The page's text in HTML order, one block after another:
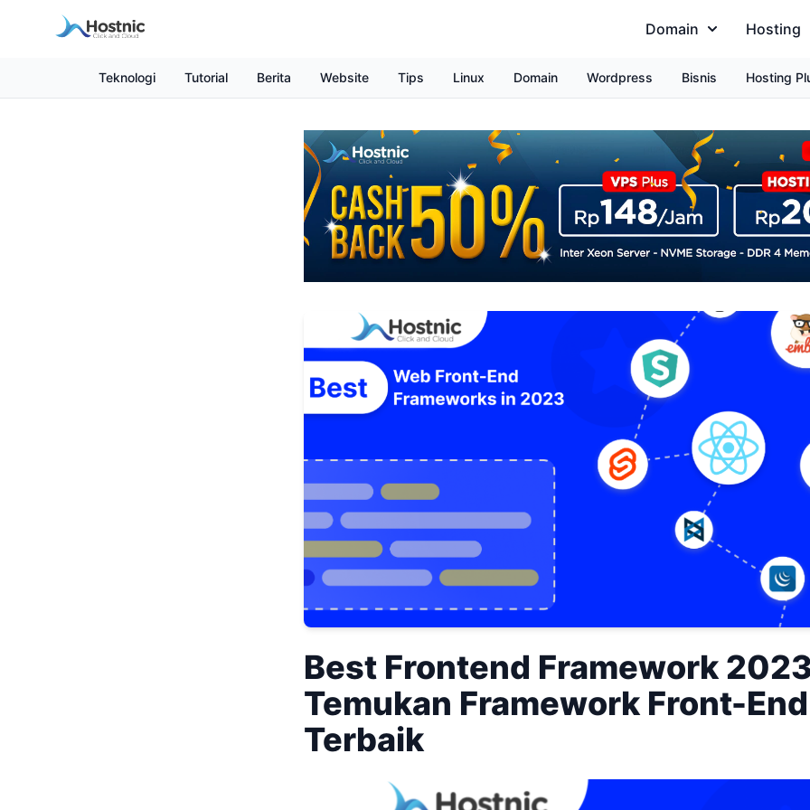
Domain Hosting
Teknologi Tutorial Berita Website Tips Linux Domain Wordpress Bisnis Hosting
Best Frontend Framework
Temukan Framework Front-End
Terbaik